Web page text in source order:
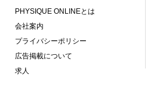
PHYSIQUE ONLINEとは
会社案内
プライバシーポリシー
広告掲載について
求人